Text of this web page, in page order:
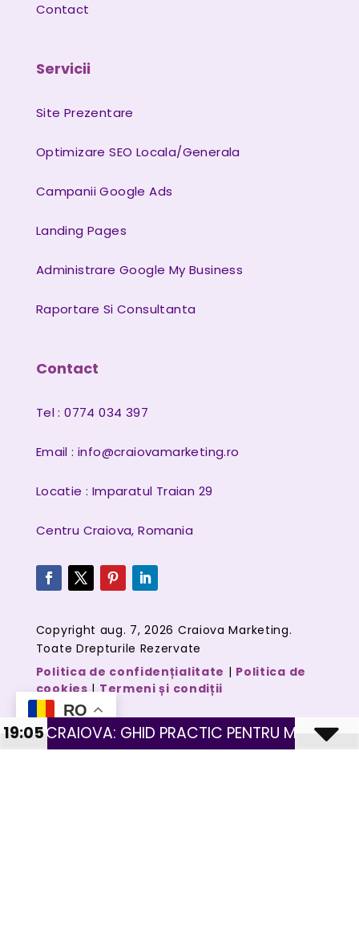
Contact
Servicii
Site Prezentare
Optimizare SEO Locala/Generala
Campanii Google Ads
Landing Pages
Administrare Google My Business
Raportare Si Consultanta
Contact
Tel : 0774 034 397
Email : info@craiovamarketing.ro
Locatie : Imparatul Traian 29
Centru Craiova, Romania
Copyright aug. 7, 2026 Craiova Marketing.
Toate Drepturile Rezervate
Politica de confidențialitate | Politica de
cookies|Termeni și condiții
RO
PRACTIC PENTRU MAGAZINE CU PRODUSE
19:05